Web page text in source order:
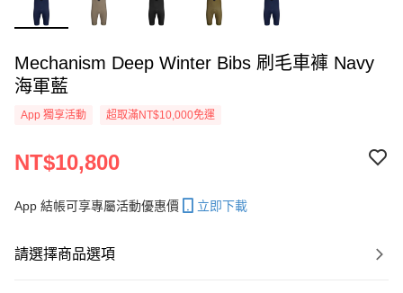
Mechanism Deep Winter Bibs 刷毛車褲 Navy
海軍藍
App 獨享活動 超取滿NT$10,000免運
NT$10,800
App 結帳可享專屬活動優惠價 立即下載
請選擇商品選項